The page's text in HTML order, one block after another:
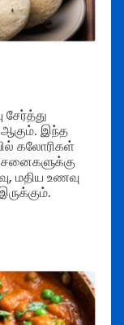
சேர்த்து
ஆகும். இந்த
கலோரிகள்
மதிய உணவு